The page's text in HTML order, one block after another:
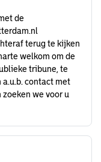
de
terug te kijken
welkom om de
tribune, te
contact met
zoeken we voor u